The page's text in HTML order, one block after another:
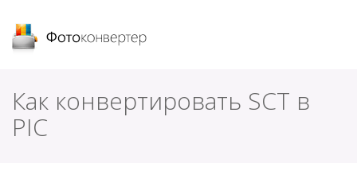
Как конвертировать SCT в
PIC